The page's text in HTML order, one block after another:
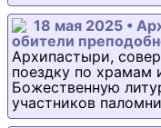
18 мая 2025 •
обители
Архипастыри,
поездку по храмам
Божественную
участников